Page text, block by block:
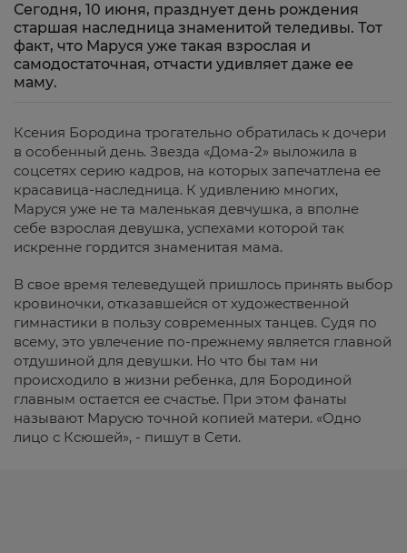
Сегодня, 10 июня, празднует день рождения
старшая наследница знаменитой теледивы. Тот
факт, что Маруся уже такая взрослая и
самодостаточная, отчасти удивляет даже ее
маму.
Ксения Бородина трогательно обратилась к дочери
в особенный день. Звезда «Дома-2» выложила в
соцсетях серию кадров, на которых запечатлена ее
красавица-наследница. К удивлению многих,
Маруся уже не та маленькая девчушка, а вполне
себе взрослая девушка, успехами которой так
искренне гордится знаменитая мама.
В свое время телеведущей пришлось принять выбор
кровиночки, отказавшейся от художественной
гимнастики в пользу современных танцев. Судя по
всему, это увлечение по-прежнему является главной
отдушиной для девушки. Но что бы там ни
происходило в жизни ребенка, для Бородиной
главным остается ее счастье. При этом фанаты
называют Марусю точной копией матери. «Одно
лицо с Ксюшей», - пишут в Сети.